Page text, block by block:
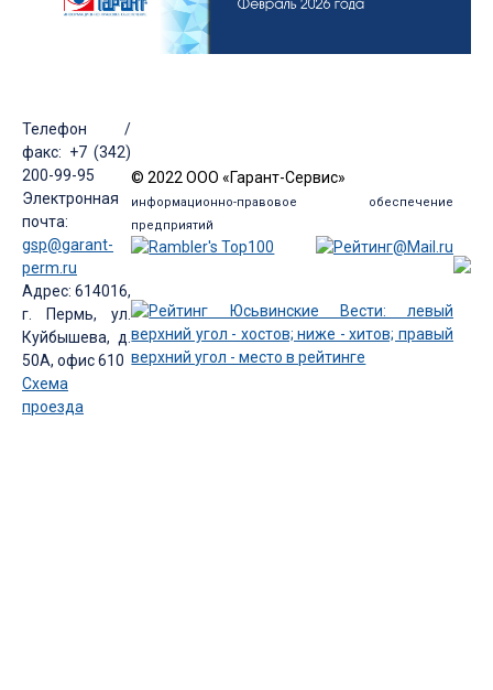
Телефон /
факс: +7 (342)
200-99-95
Электронная
почта:
gsp@garant-
perm.ru
Адрес: 614016,
г. Пермь, ул.
Куйбышева, д.
50А, офис 610
Схема
проезда
© 2022 ООО «Гарант-Сервис»
информационно-правовое обеспечение
предприятий